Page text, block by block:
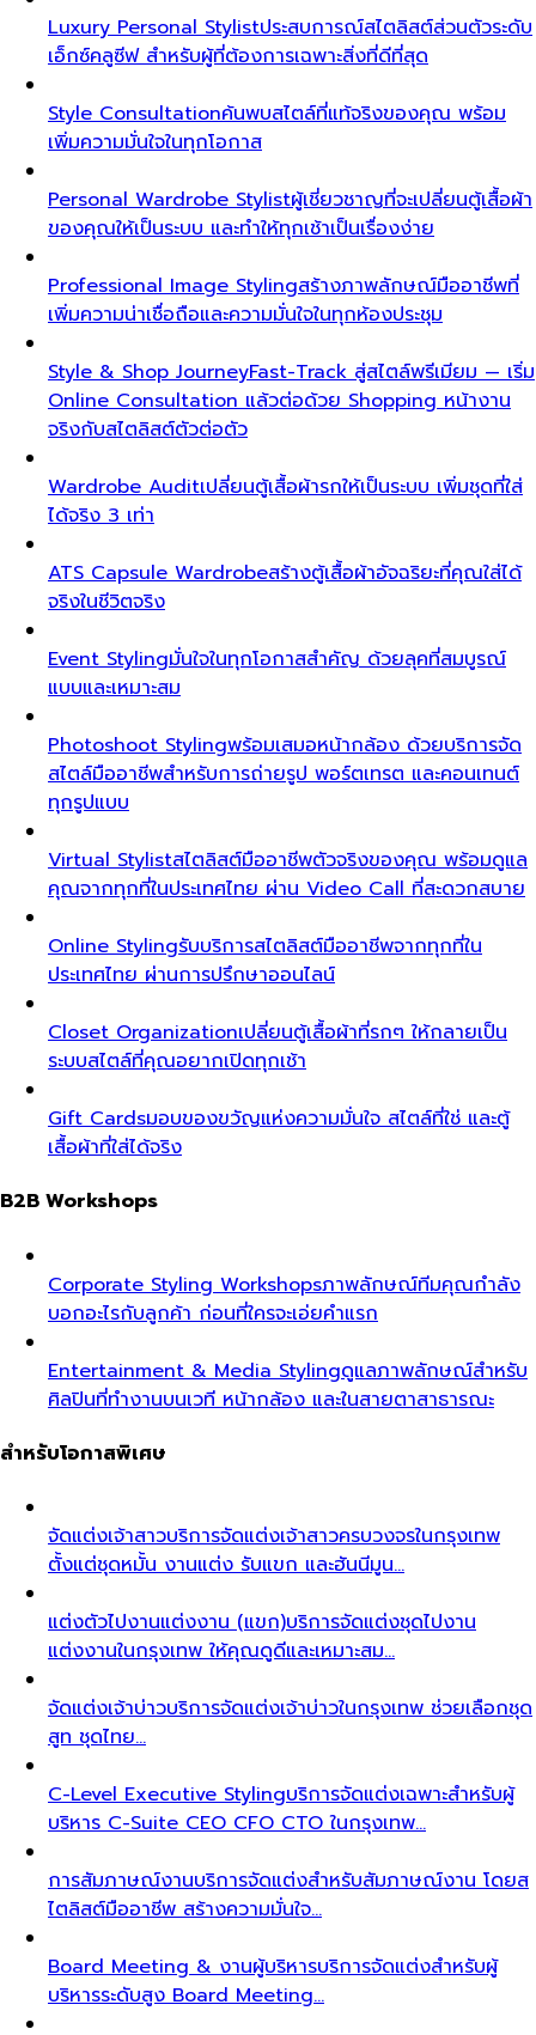
Luxury Personal Stylistประสบการณ์สไตลิสต์ส่วนตัวระดับ
เอ็กซ์คลูซีฟ สำหรับผู้ที่ต้องการเฉพาะสิ่งที่ดีที่สุด
Style Consultationค้นพบสไตล์ที่แท้จริงของคุณ พร้อม
เพิ่มความมั่นใจในทุกโอกาส
Personal Wardrobe Stylistผู้เชี่ยวชาญที่จะเปลี่ยนตู้เสื้อผ้า
ของคุณให้เป็นระบบ และทำให้ทุกเช้าเป็นเรื่องง่าย
Professional Image Stylingสร้างภาพลักษณ์มืออาชีพที่
เพิ่มความน่าเชื่อถือและความมั่นใจในทุกห้องประชุม
Style & Shop JourneyFast-Track สู่สไตล์พรีเมียม — เริ่ม
Online Consultation แล้วต่อด้วย Shopping หน้างาน
จริงกับสไตลิสต์ตัวต่อตัว
Wardrobe Auditเปลี่ยนตู้เสื้อผ้ารกให้เป็นระบบ เพิ่มชุดที่ใส่
ได้จริง 3 เท่า
ATS Capsule Wardrobeสร้างตู้เสื้อผ้าอัจฉริยะที่คุณใส่ได้
จริงในชีวิตจริง
Event Stylingมั่นใจในทุกโอกาสสำคัญ ด้วยลุคที่สมบูรณ์
แบบและเหมาะสม
Photoshoot Stylingพร้อมเสมอหน้ากล้อง ด้วยบริการจัด
สไตล์มืออาชีพสำหรับการถ่ายรูป พอร์ตเทรต และคอนเทนต์
ทุกรูปแบบ
Virtual Stylistสไตลิสต์มืออาชีพตัวจริงของคุณ พร้อมดูแล
คุณจากทุกที่ในประเทศไทย ผ่าน Video Call ที่สะดวกสบาย
Online Stylingรับบริการสไตลิสต์มืออาชีพจากทุกที่ใน
ประเทศไทย ผ่านการปรึกษาออนไลน์
Closet Organizationเปลี่ยนตู้เสื้อผ้าที่รกๆ ให้กลายเป็น
ระบบสไตล์ที่คุณอยากเปิดทุกเช้า
Gift Cardsมอบของขวัญแห่งความมั่นใจ สไตล์ที่ใช่ และตู้
เสื้อผ้าที่ใส่ได้จริง
B2B Workshops
Corporate Styling Workshopsภาพลักษณ์ทีมคุณกำลัง
บอกอะไรกับลูกค้า ก่อนที่ใครจะเอ่ยคำแรก
Entertainment & Media Stylingดูแลภาพลักษณ์สำหรับ
ศิลปินที่ทำงานบนเวที หน้ากล้อง และในสายตาสาธารณะ
สำหรับโอกาสพิเศษ
จัดแต่งเจ้าสาวบริการจัดแต่งเจ้าสาวครบวงจรในกรุงเทพ
ตั้งแต่ชุดหมั้น งานแต่ง รับแขก และฮันนีมูน…
แต่งตัวไปงานแต่งงาน (แขก)บริการจัดแต่งชุดไปงาน
แต่งงานในกรุงเทพ ให้คุณดูดีและเหมาะสม…
จัดแต่งเจ้าบ่าวบริการจัดแต่งเจ้าบ่าวในกรุงเทพ ช่วยเลือกชุด
สูท ชุดไทย…
C-Level Executive Stylingบริการจัดแต่งเฉพาะสำหรับผู้
บริหาร C-Suite CEO CFO CTO ในกรุงเทพ…
การสัมภาษณ์งานบริการจัดแต่งสำหรับสัมภาษณ์งาน โดยส
ไตลิสต์มืออาชีพ สร้างความมั่นใจ…
Board Meeting & งานผู้บริหารบริการจัดแต่งสำหรับผู้
บริหารระดับสูง Board Meeting…